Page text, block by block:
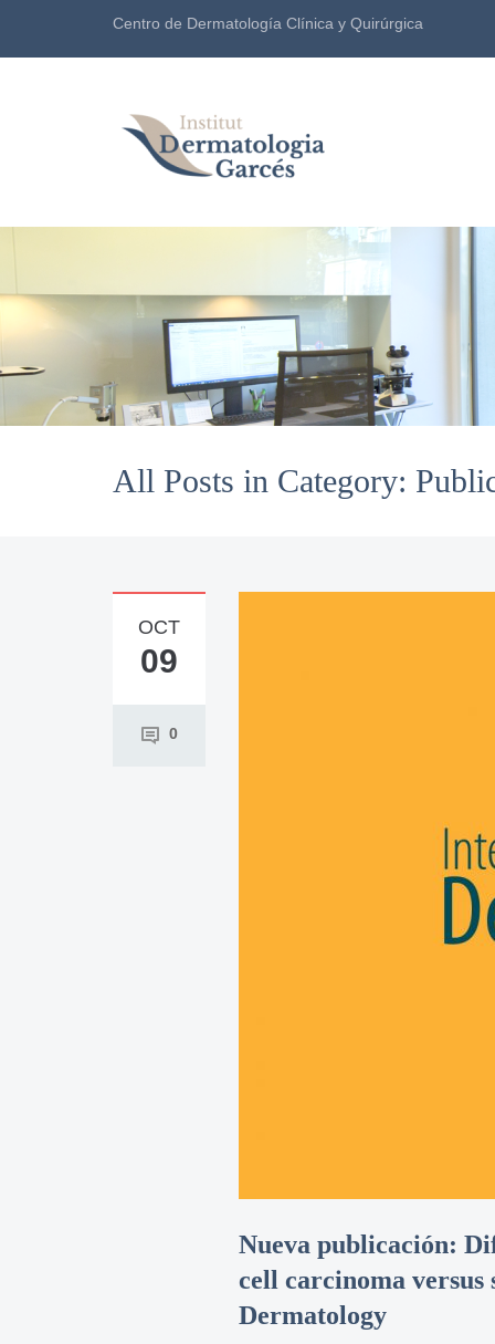
Centro de Dermatología Clínica y Quirúrgica
All Posts in Category:
OCT
09
0
Nueva publicación:
cell carcinoma
Dermatology